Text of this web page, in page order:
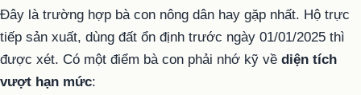
Đây là trường hợp bà con nông dân hay gặp nhất. Hộ trực
tiếp sản xuất, dùng đất ổn định trước ngày 01/01/2025 thì
được xét. Có một điểm bà con phải nhớ kỹ về diện tích
vượt hạn mức: